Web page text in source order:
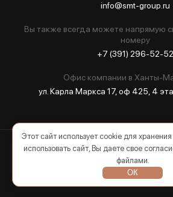
info@smt-group.ru
Вы также всегда можете напрямую
номеру
+7 (391) 296-52-52
Офис компании в Ханты-
ул. Карла Маркса 17, оф 425, 4
2026 © Все права
Этот сайт использует cookie для
использовать сайт, Вы даете свое
файлами.
ОК